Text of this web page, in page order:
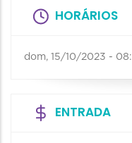
HORÁRIOS
dom, 15/10/2023 -
ENTRADA